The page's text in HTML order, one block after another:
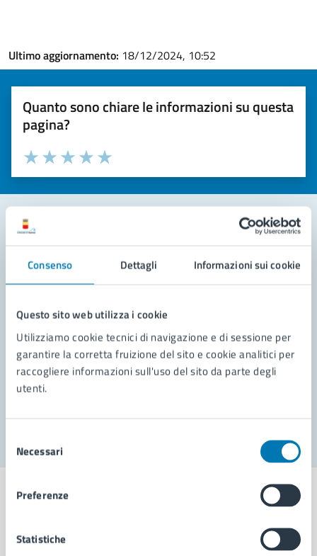
Consenso Dettagli Informazioni sui cookie
Questo sito web utilizza i cookie
Utilizziamo cookie tecnici di navigazione e di sessione per
garantire la corretta fruizione del sito e cookie analitici per
raccogliere informazioni sull'uso del sito da parte degli
utenti.
delNecessari
Preferenze
Statistiche
Ultimo aggiornamento: 18/12/2024, 10:52
Quanto sono chiare le informazioni su questa
pagina?
Valuta la chiarezza delle informazioni (da 1 a 5 stelle)
Seleziona il numero di stelle per valutare la chiarezza delle
Valuta 5 stelle su 5
Valuta 4 stelle su 5
Valuta 3 stelle su 5
Valuta 2 stelle su 5
Valuta 1 stelle su 5
Leggi le domande frequenti
Richiedi assistenza
Prenota appuntamento
Problemi in città
Comune di Napoli